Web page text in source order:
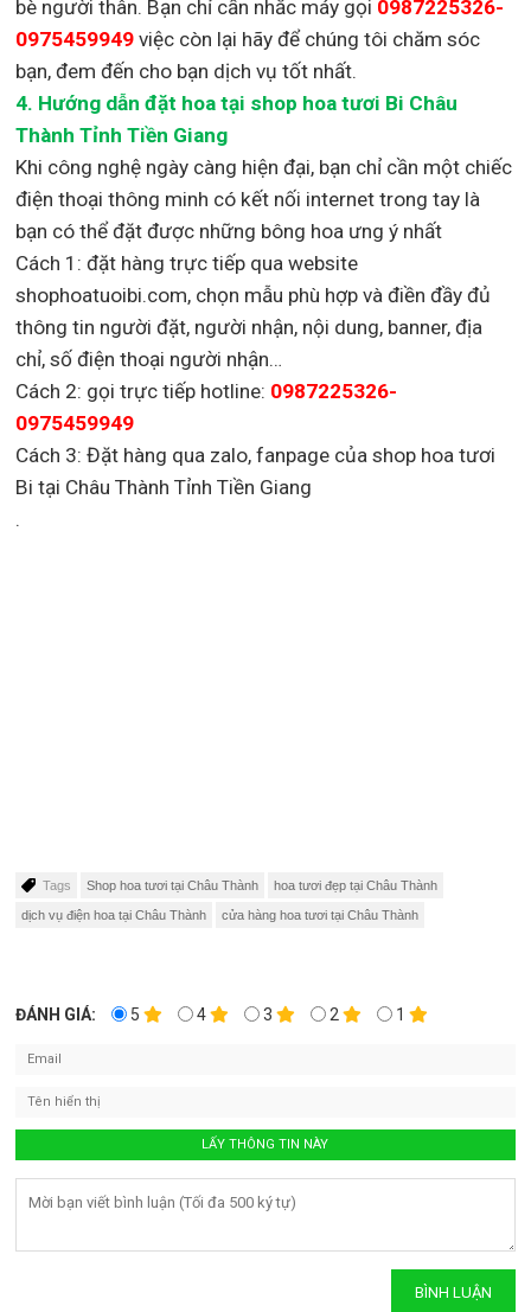
bè người thân. Bạn chỉ cần nhắc máy gọi 0987225326-
0975459949việc còn lại hãy để chúng tôi chăm sóc
bạn, đem đến cho bạn dịch vụ tốt nhất.
4. Hướng dẫn đặt hoa tại shop hoa tươi Bi Châu
Thành Tỉnh Tiền Giang
Khi công nghệ ngày càng hiện đại, bạn chỉ cần một chiếc
điện thoại thông minh có kết nối internet trong tay là
bạn có thể đặt được những bông hoa ưng ý nhất
Cách 1: đặt hàng trực tiếp qua website
shophoatuoibi.com, chọn mẫu phù hợp và điền đầy đủ
thông tin người đặt, người nhận, nội dung, banner, địa
chỉ, số điện thoại người nhận…
Cách 2: gọi trực tiếp hotline: 0987225326-
0975459949
Cách 3: Đặt hàng qua zalo, fanpage của shop hoa tươi
Bi tại Châu Thành Tỉnh Tiền Giang
.
Tags Shop hoa tươi tại Châu Thành hoa tươi đẹp tại Châu Thành
dịch vụ điện hoa tại Châu Thành cửa hàng hoa tươi tại Châu Thành
ĐÁNH GIÁ: 5 4 3 2 1